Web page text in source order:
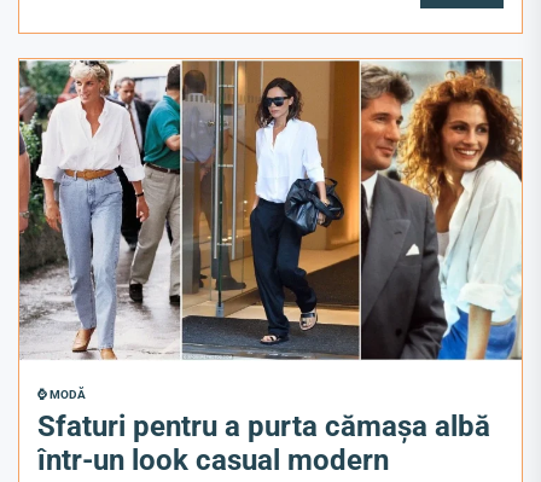
⌚ MODĂ
Sfaturi pentru a purta cămașa albă
într-un look casual modern